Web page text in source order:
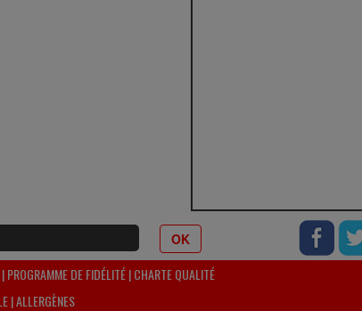
OK
|PROGRAMME DE FIDÉLITÉ|CHARTE QUALITÉ
|ALLERGÈNES